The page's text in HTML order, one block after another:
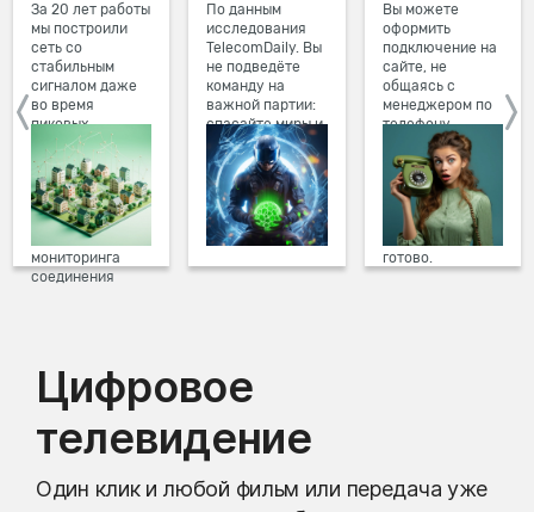
За 20 лет работы
мы построили
сеть со
стабильным
сигналом даже
во время
пиковых
нагрузок в
вечернее время.
Мы постоянно
обновляем наше
оборудование в
домах, а система
мониторинга
соединения
По данным
исследования
TelecomDaily. Вы
не подведёте
команду на
важной партии:
спасайте миры и
побеждайте с
друзьями в
онлайн-играх.
Вы можете
оформить
подключение на
сайте, не
общаясь с
менеджером по
телефону.
Просто в три
клика заполните
форму заявки на
сайте, выберите
дату и время
подключения,
готово.
Цифровое
телевидение
Один клик и любой фильм или передача уже